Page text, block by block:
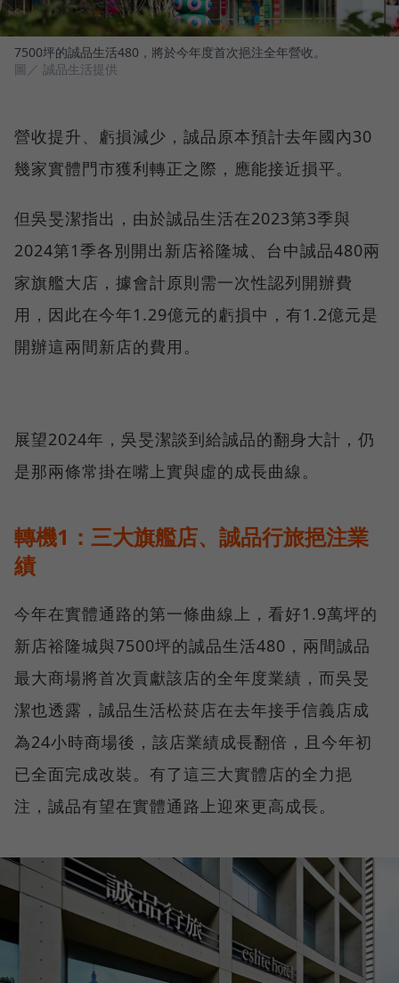
7500坪的誠品生活480，將於今年度首次挹注全年營收。
圖／ 誠品生活提供
營收提升、虧損減少，誠品原本預計去年國內30
幾家實體門市獲利轉正之際，應能接近損平。
但吳旻潔指出，由於誠品生活在2023第3季與
2024第1季各別開出新店裕隆城、台中誠品480兩
家旗艦大店，據會計原則需一次性認列開辦費
用，因此在今年1.29億元的虧損中，有1.2億元是
開辦這兩間新店的費用。
展望2024年，吳旻潔談到給誠品的翻身大計，仍
是那兩條常掛在嘴上實與虛的成長曲線。
轉機1：三大旗艦店、誠品行旅挹注業
績
今年在實體通路的第一條曲線上，看好1.9萬坪的
新店裕隆城與7500坪的誠品生活480，兩間誠品
最大商場將首次貢獻該店的全年度業績，而吳旻
潔也透露，誠品生活松菸店在去年接手信義店成
為24小時商場後，該店業績成長翻倍，且今年初
已全面完成改裝。有了這三大實體店的全力挹
注，誠品有望在實體通路上迎來更高成長。